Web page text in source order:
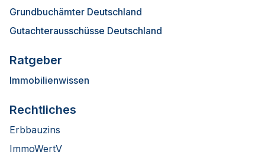
Grundbuchämter Deutschland
Gutachterausschüsse Deutschland
Ratgeber
Immobilienwissen
Rechtliches
Erbbauzins
ImmoWertV